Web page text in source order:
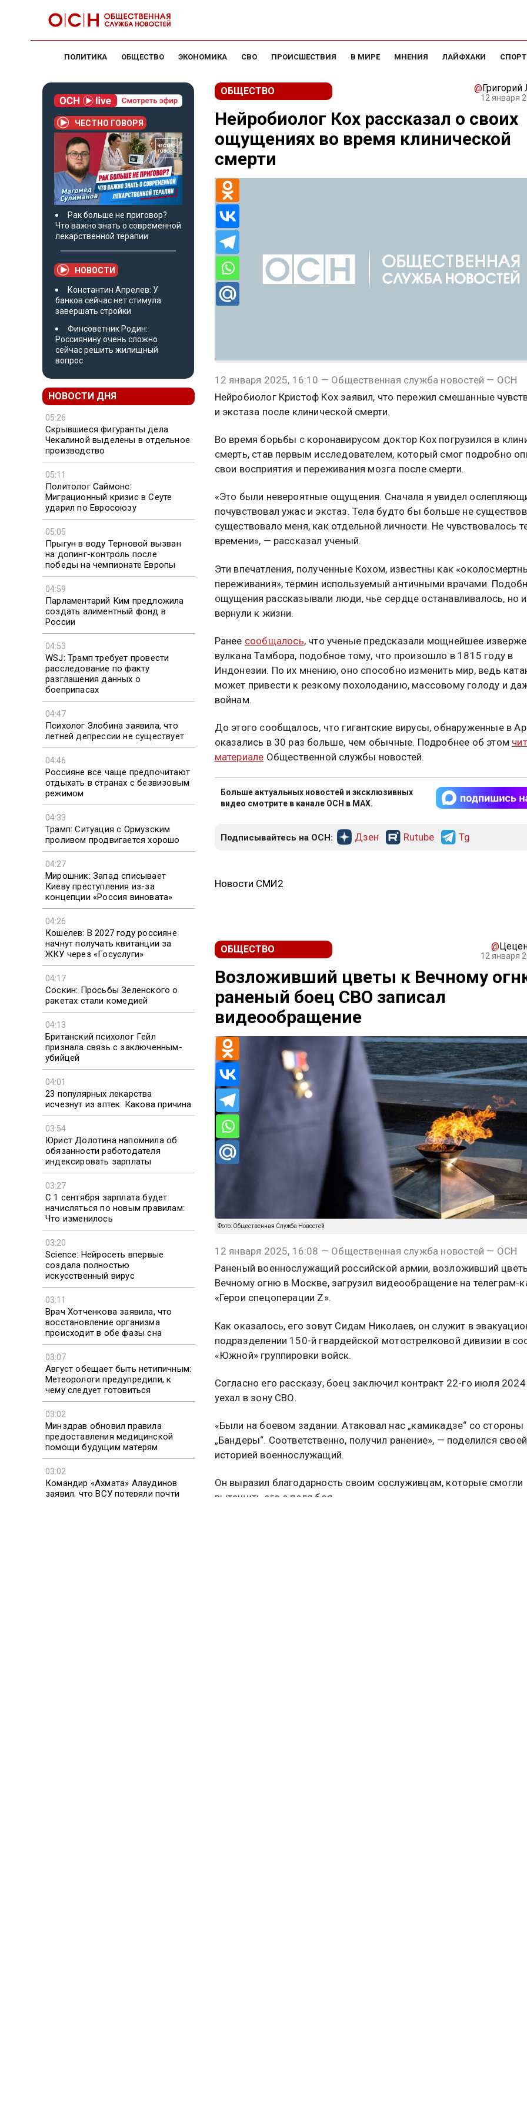
ПОЛИТИКА ОБЩЕСТВО ЭКОНОМИКА СВО ПРОИСШЕСТВИЯ В МИРЕ МНЕНИЯ ЛАЙФХАКИ СПОРТ
ЧЕСТНО ГОВОРЯ
Рак больше не приговор?
Что важно знать о современной
лекарственной терапии
НОВОСТИ
Константин Апрелев: У
банков сейчас нет стимула
завершать стройки
Финсоветник Родин:
Россиянину очень сложно
сейчас решить жилищный
вопрос
НОВОСТИ ДНЯ
05:26
Скрывшиеся фигуранты дела
Чекалиной выделены в отдельное
производство
05:11
Политолог Саймонс:
Миграционный кризис в Сеуте
ударил по Евросоюзу
05:05
Прыгун в воду Терновой вызван
на допинг-контроль после
победы на чемпионате Европы
04:59
Парламентарий Ким предложила
создать алиментный фонд в
России
04:53
WSJ: Трамп требует провести
расследование по факту
разглашения данных о
боеприпасах
04:47
Психолог Злобина заявила, что
летней депрессии не существует
04:46
Россияне все чаще предпочитают
отдыхать в странах с безвизовым
режимом
04:33
Трамп: Ситуация с Ормузским
проливом продвигается хорошо
04:27
Мирошник: Запад списывает
Киеву преступления из-за
концепции «Россия виновата»
04:26
Кошелев: В 2027 году россияне
начнут получать квитанции за
ЖКУ через «Госуслуги»
04:17
Соскин: Просьбы Зеленского о
ракетах стали комедией
04:13
Британский психолог Гейл
признала связь с заключенным-
убийцей
04:01
23 популярных лекарства
исчезнут из аптек: Какова причина
03:54
Юрист Долотина напомнила об
обязанности работодателя
индексировать зарплаты
03:27
С 1 сентября зарплата будет
начисляться по новым правилам:
Что изменилось
03:20
Science: Нейросеть впервые
создала полностью
искусственный вирус
03:11
Врач Хотченкова заявила, что
восстановление организма
происходит в обе фазы сна
03:07
Август обещает быть нетипичным:
Метеорологи предупредили, к
чему следует готовиться
03:02
Минздрав обновил правила
предоставления медицинской
помощи будущим матерям
03:02
Командир «Ахмата» Алаудинов
заявил, что ВСУ потеряли почти
ОБЩЕСТВО @Григорий
12 января
Нейробиолог Кох рассказал о своих
ощущениях во время клинической
смерти
12 января 2025, 16:10 — Общественная служба новостей — ОСН
Нейробиолог Кристоф Кох заявил, что пережил смешанные
и экстаза после клинической смерти.
Во время борьбы с коронавирусом доктор Кох погрузился в
смерть, став первым исследователем, который смог подробно
свои восприятия и переживания мозга после смерти.
«Это были невероятные ощущения. Сначала я увидел
почувствовал ужас и экстаз. Тела будто бы больше не
существовало меня, как отдельной личности. Не чувствовалось
времени», — рассказал ученый.
Эти впечатления, полученные Кохом, известны как
переживания», термин используемый античными врачами.
ощущения рассказывали люди, чье сердце останавливалось, но
вернули к жизни.
Ранее сообщалось, что ученые предсказали мощнейшее
вулкана Тамбора, подобное тому, что произошло в 1815 году в
Индонезии. По их мнению, оно способно изменить мир, ведь
может привести к резкому похолоданию, массовому голоду и
войнам.
До этого сообщалось, что гигантские вирусы, обнаруженные в
оказались в 30 раз больше, чем обычные. Подробнее об этом
материале Общественной службы новостей.
Больше актуальных новостей и эксклюзивных
видео смотрите в канале ОСН в MAX.
Подписывайтесь на ОСН: Дзен Rutube Tg
Новости СМИ2
ОБЩЕСТВО @
12 января
Возложивший цветы к Вечному
раненый боец СВО записал
видеообращение
Фото: Общественная Служба Новостей
12 января 2025, 16:08 — Общественная служба новостей — ОСН
Раненый военнослужащий российской армии, возложивший
Вечному огню в Москве, загрузил видеообращение на телеграм-
«Герои спецоперации Z».
Как оказалось, его зовут Сидам Николаев, он служит в
подразделении 150-й гвардейской мотострелковой дивизии в
«Южной» группировки войск.
Согласно его рассказу, боец заключил контракт 22-го июля 2024
уехал в зону СВО.
«Были на боевом задании. Атаковал нас „камикадзе“ со стороны
„Бандеры“. Соответственно, получил ранение», — поделился своей
историей военнослужащий.
Он выразил благодарность своим сослуживцам, которые смогли
вытащить его с поля боя.